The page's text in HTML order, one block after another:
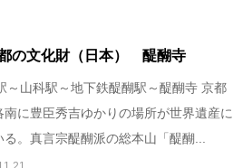
の文化財（日本） 醍醐寺
～山科駅～地下鉄醍醐駅～醍醐寺 京都
南に豊臣秀吉ゆかりの場所が世界遺産に
る。真言宗醍醐派の総本山「醍醐...